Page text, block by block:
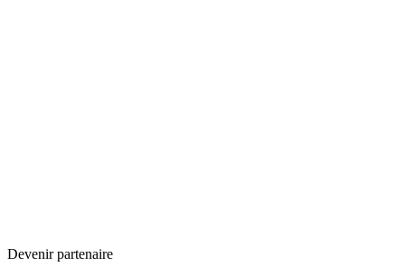
Devenir partenaire